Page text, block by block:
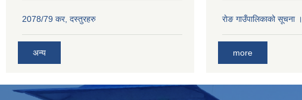
2078/79 कर, दस्तुरहरु
अन्य
राेङ गाउँपालिकाको सूचना ।
more